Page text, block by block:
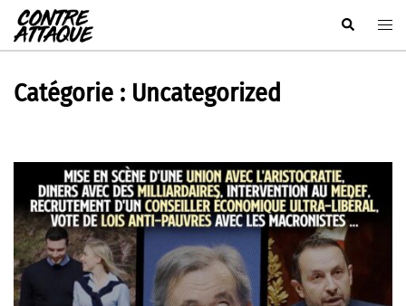
Aller
au
contenu
Rechercher
Catégorie : Uncategorized